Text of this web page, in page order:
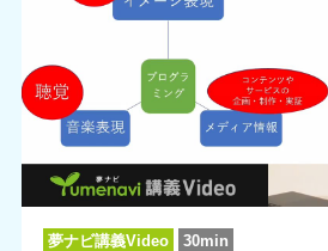
夢ナビ講義Video 30min